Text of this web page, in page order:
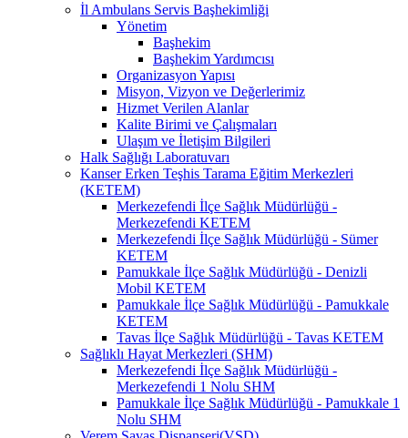
İl Ambulans Servis Başhekimliği
Yönetim
Başhekim
Başhekim Yardımcısı
Organizasyon Yapısı
Misyon, Vizyon ve Değerlerimiz
Hizmet Verilen Alanlar
Kalite Birimi ve Çalışmaları
Ulaşım ve İletişim Bilgileri
Halk Sağlığı Laboratuvarı
Kanser Erken Teşhis Tarama Eğitim Merkezleri
(KETEM)
Merkezefendi İlçe Sağlık Müdürlüğü -
Merkezefendi KETEM
Merkezefendi İlçe Sağlık Müdürlüğü - Sümer
KETEM
Pamukkale İlçe Sağlık Müdürlüğü - Denizli
Mobil KETEM
Pamukkale İlçe Sağlık Müdürlüğü - Pamukkale
KETEM
Tavas İlçe Sağlık Müdürlüğü - Tavas KETEM
Sağlıklı Hayat Merkezleri (SHM)
Merkezefendi İlçe Sağlık Müdürlüğü -
Merkezefendi 1 Nolu SHM
Pamukkale İlçe Sağlık Müdürlüğü - Pamukkale 1
Nolu SHM